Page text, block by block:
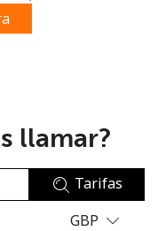
llamar?
Tarifas
GBP